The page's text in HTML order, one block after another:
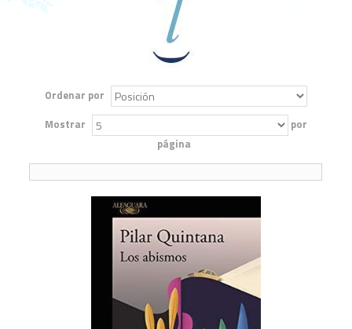
Ordenar por
Mostrar
por
página